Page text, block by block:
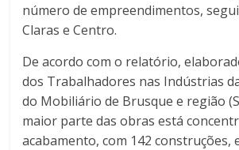
número de empreendimentos,
Claras e Centro.
De acordo com o relatório,
dos Trabalhadores nas Indústrias
do Mobiliário de Brusque e região
maior parte das obras está
acabamento, com 142 construções,